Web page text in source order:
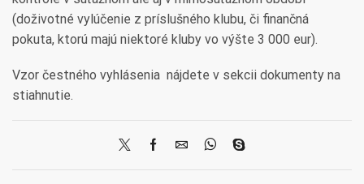
(doživotné vylúčenie z príslušného klubu, či finančná
pokuta, ktorú majú niektoré kluby vo výšte 3 000 eur).
Vzor čestného vyhlásenia nájdete v sekcii dokumenty na
stiahnutie.